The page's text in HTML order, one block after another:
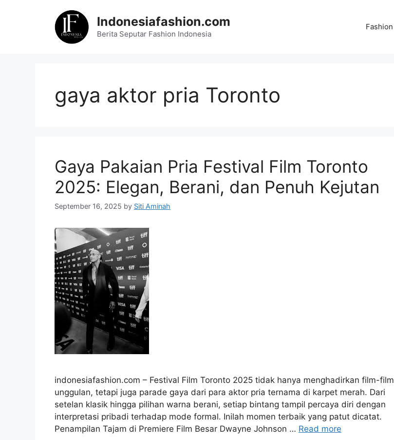
Indonesiafashion.com
Berita Seputar Fashion Indonesia
Fashion
gaya aktor pria Toronto
Gaya Pakaian Pria Festival Film Toronto
2025: Elegan, Berani, dan Penuh Kejutan
September 16, 2025 by Siti Aminah
indonesiafashion.com – Festival Film Toronto 2025 tidak hanya menghadirkan film-film
unggulan, tetapi juga parade gaya dari para aktor pria ternama di karpet merah. Dari
setelan klasik hingga pilihan warna berani, setiap bintang tampil percaya diri dengan
interpretasi pribadi terhadap mode formal. Inilah momen terbaik yang patut dicatat.
Penampilan Tajam di Premiere Film Besar Dwayne Johnson … Read more